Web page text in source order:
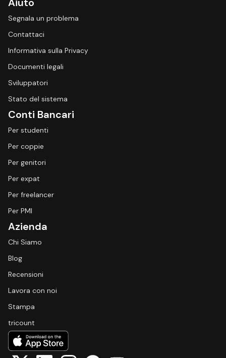
Segnala un problema
Contattaci
Informativa sulla Privacy
Documenti legali
Sviluppatori
Stato del sistema
Conti Bancari
Per studenti
Per coppie
Per genitori
Per expat
Per freelancer
Per PMI
Azienda
Chi Siamo
Blog
Recensioni
Lavora con noi
Stampa
tricount